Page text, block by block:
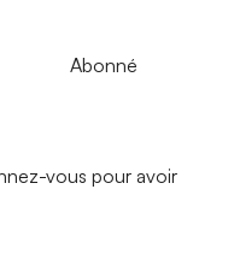
Abonné
vous pour avoir